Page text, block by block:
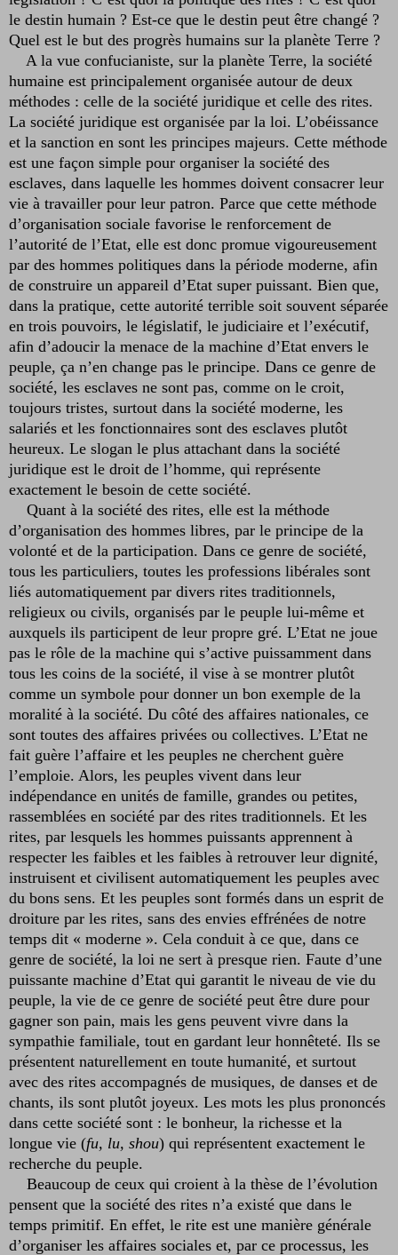
le destin humain ? Est-ce que le destin peut être changé ?
Quel est le but des progrès humains sur la planète Terre ?
A la vue confucianiste, sur la planète Terre, la société
humaine est principalement organisée autour de deux
méthodes : celle de la société juridique et celle des rites.
La société juridique est organisée par la loi. L’obéissance
et la sanction en sont les principes majeurs. Cette méthode
est une façon simple pour organiser la société des
esclaves, dans laquelle les hommes doivent consacrer leur
vie à travailler pour leur patron. Parce que cette méthode
d’organisation sociale favorise le renforcement de
l’autorité de l’Etat, elle est donc promue vigoureusement
par des hommes politiques dans la période moderne, afin
de construire un appareil d’Etat super puissant. Bien que,
dans la pratique, cette autorité terrible soit souvent séparée
en trois pouvoirs, le législatif, le judiciaire et l’exécutif,
afin d’adoucir la menace de la machine d’Etat envers le
peuple, ça n’en change pas le principe. Dans ce genre de
société, les esclaves ne sont pas, comme on le croit,
toujours tristes, surtout dans la société moderne, les
salariés et les fonctionnaires sont des esclaves plutôt
heureux. Le slogan le plus attachant dans la société
juridique est le droit de l’homme, qui représente
exactement le besoin de cette société.
Quant à la société des rites, elle est la méthode
d’organisation des hommes libres, par le principe de la
volonté et de la participation. Dans ce genre de société,
tous les particuliers, toutes les professions libérales sont
liés automatiquement par divers rites traditionnels,
religieux ou civils, organisés par le peuple lui-même et
auxquels ils participent de leur propre gré. L’Etat ne joue
pas le rôle de la machine qui s’active puissamment dans
tous les coins de la société, il vise à se montrer plutôt
comme un symbole pour donner un bon exemple de la
moralité à la société. Du côté des affaires nationales, ce
sont toutes des affaires privées ou collectives. L’Etat ne
fait guère l’affaire et les peuples ne cherchent guère
l’emploie. Alors, les peuples vivent dans leur
indépendance en unités de famille, grandes ou petites,
rassemblées en société par des rites traditionnels. Et les
rites, par lesquels les hommes puissants apprennent à
respecter les faibles et les faibles à retrouver leur dignité,
instruisent et civilisent automatiquement les peuples avec
du bons sens. Et les peuples sont formés dans un esprit de
droiture par les rites, sans des envies effrénées de notre
temps dit « moderne ». Cela conduit à ce que, dans ce
genre de société, la loi ne sert à presque rien. Faute d’une
puissante machine d’Etat qui garantit le niveau de vie du
peuple, la vie de ce genre de société peut être dure pour
gagner son pain, mais les gens peuvent vivre dans la
sympathie familiale, tout en gardant leur honnêteté. Ils se
présentent naturellement en toute humanité, et surtout
avec des rites accompagnés de musiques, de danses et de
chants, ils sont plutôt joyeux. Les mots les plus prononcés
dans cette société sont : le bonheur, la richesse et la
longue vie (fu, lu, shou) qui représentent exactement le
recherche du peuple.
Beaucoup de ceux qui croient à la thèse de l’évolution
pensent que la société des rites n’a existé que dans le
temps primitif. En effet, le rite est une manière générale
d’organiser les affaires sociales et, par ce processus, les